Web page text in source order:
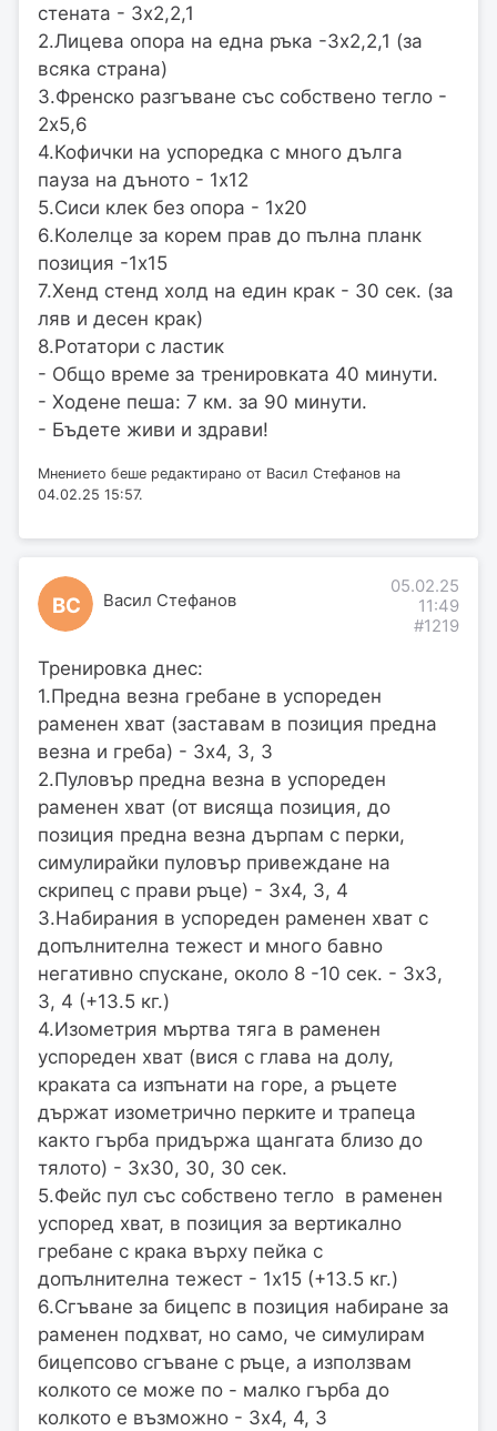
стената - 3х2,2,1
2.Лицева опора на една ръка -3х2,2,1 (за
всяка страна)
3.Френско разгъване със собствено тегло -
2х5,6
4.Кофички на успоредка с много дълга
пауза на дъното - 1х12
5.Сиси клек без опора - 1х20
6.Колелце за корем прав до пълна планк
позиция -1х15
7.Хенд стенд холд на един крак - 30 сек. (за
ляв и десен крак)
8.Ротатори с ластик
- Общо време за тренировката 40 минути.
- Ходене пеша: 7 км. за 90 минути.
- Бъдете живи и здрави!
Мнението беше редактирано от Васил Стефанов на
04.02.25 15:57.
ВС Васил Стефанов
05.02.25
11:49
#1219
Тренировка днес:
1.Предна везна гребане в успореден
раменен хват (заставам в позиция предна
везна и греба) - 3х4, 3, 3
2.Пуловър предна везна в успореден
раменен хват (от висяща позиция, до
позиция предна везна дърпам с перки,
симулирайки пуловър привеждане на
скрипец с прави ръце) - 3х4, 3, 4
3.Набирания в успореден раменен хват с
допълнителна тежест и много бавно
негативно спускане, около 8 -10 сек. - 3х3,
3, 4 (+13.5 кг.)
4.Изометрия мъртва тяга в раменен
успореден хват (вися с глава на долу,
краката са изпънати на горе, а ръцете
държат изометрично перките и трапеца
както гърба придържа щангата близо до
тялото) - 3х30, 30, 30 сек.
5.Фейс пул със собствено тегло в раменен
успоред хват, в позиция за вертикално
гребане с крака върху пейка с
допълнителна тежест - 1х15 (+13.5 кг.)
6.Сгъване за бицепс в позиция набиране за
раменен подхват, но само, че симулирам
бицепсово сгъване с ръце, а използвам
колкото се може по - малко гърба до
колкото е възможно - 3х4, 4, 3